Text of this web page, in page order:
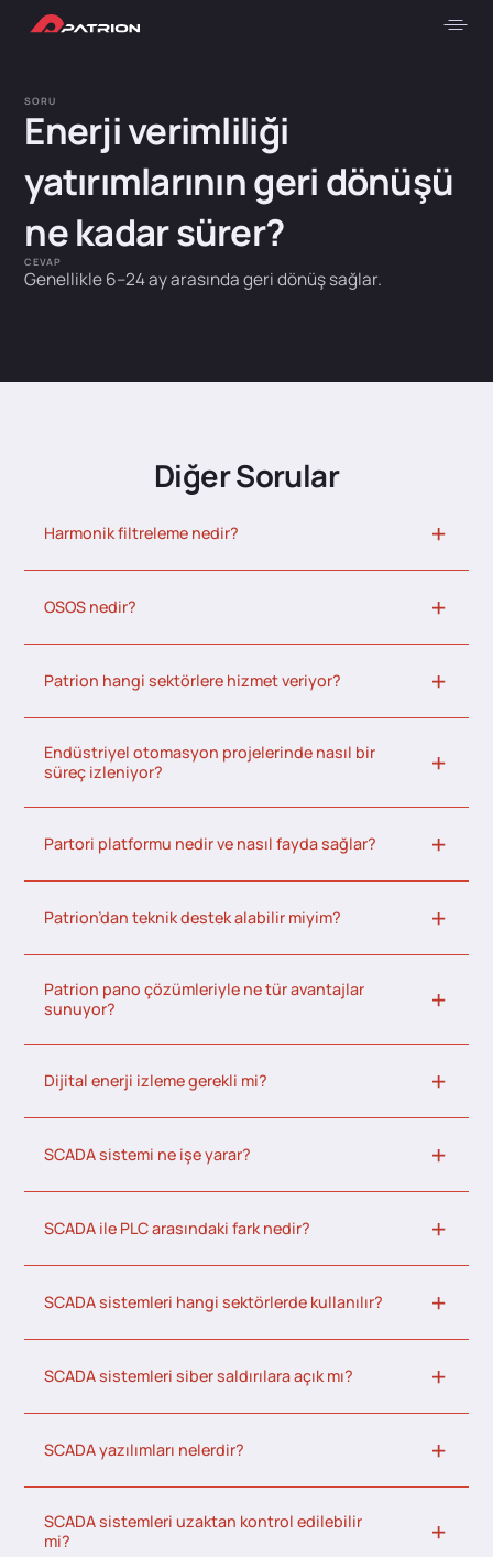
SORU
Enerji verimliliği
yatırımlarının geri dönüşü
ne kadar sürer?
CEVAP
Genellikle 6–24 ay arasında geri dönüş sağlar.
Diğer Sorular
Harmonik filtreleme nedir?
OSOS nedir?
Patrion hangi sektörlere hizmet veriyor?
Endüstriyel otomasyon projelerinde nasıl bir
süreç izleniyor?
Partori platformu nedir ve nasıl fayda sağlar?
Patrion’dan teknik destek alabilir miyim?
Patrion pano çözümleriyle ne tür avantajlar
sunuyor?
Dijital enerji izleme gerekli mi?
SCADA sistemi ne işe yarar?
SCADA ile PLC arasındaki fark nedir?
SCADA sistemleri hangi sektörlerde kullanılır?
SCADA sistemleri siber saldırılara açık mı?
SCADA yazılımları nelerdir?
SCADA sistemleri uzaktan kontrol edilebilir
mi?